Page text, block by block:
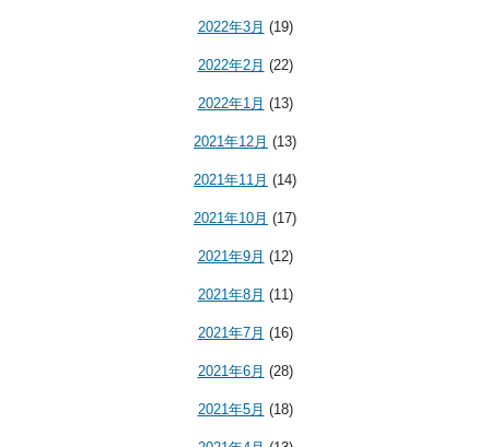
2022年3月 (19)
2022年2月 (22)
2022年1月 (13)
2021年12月 (13)
2021年11月 (14)
2021年10月 (17)
2021年9月 (12)
2021年8月 (11)
2021年7月 (16)
2021年6月 (28)
2021年5月 (18)